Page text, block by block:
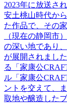
2023年に放送さ
安土桃山時代か
た作品で、その
（現在の静岡市
の深い地であり
が展開されまし
る「家康公
ル「家康公
ントを交えて、
取地や醸造した